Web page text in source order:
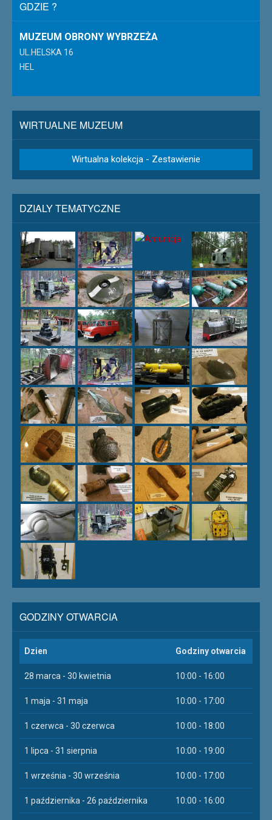
GDZIE ?
MUZEUM OBRONY WYBRZEŻA
UL.HELSKA 16
HEL
WIRTUALNE MUZEUM
Wirtualna kolekcja - Zestawienie
DZIALY TEMATYCZNE
GODZINY OTWARCIA
Dzien Godziny otwarcia
28 marca - 30 kwietnia 10:00 - 16:00
1 maja - 31 maja 10:00 - 17:00
1 czerwca - 30 czerwca 10:00 - 18:00
1 lipca - 31 sierpnia 10:00 - 19:00
1 września - 30 września 10:00 - 17:00
1 października - 26 października 10:00 - 16:00